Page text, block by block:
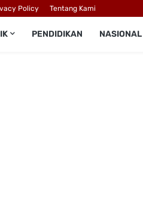
Policy Tentang Kami
PENDIDIKAN NASIONAL